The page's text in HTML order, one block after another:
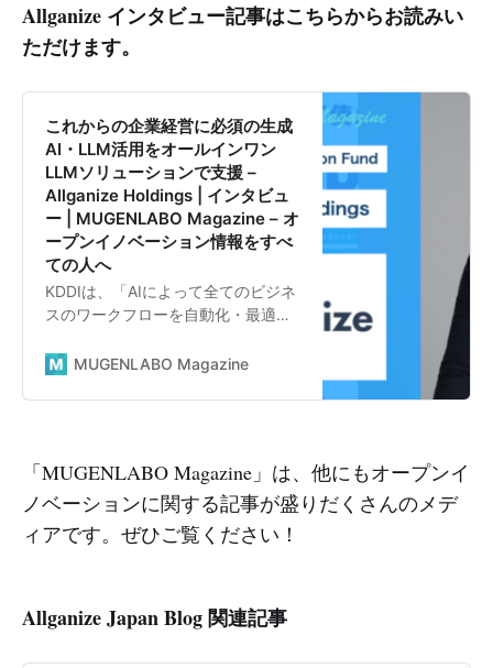
Allganize インタビュー記事はこちらからお読みい
ただけます。
これからの企業経営に必須の生成
AI・LLM活用をオールインワン
LLMソリューションで支援 –
Allganize Holdings | インタビュ
ー | MUGENLABO Magazine – オ
ープンイノベーション情報をすべ
ての人へ
KDDIは、「AIによって全てのビジネ
スのワークフローを自動化・最適化
アップ Allganize Holdingsへ出資し
Open Innovation Fund 3号」を通…
MUGENLABO Magazine
「MUGENLABO Magazine」は、他にもオープンイ
ノベーションに関する記事が盛りだくさんのメデ
ィアです。ぜひご覧ください！
Allganize Japan Blog 関連記事